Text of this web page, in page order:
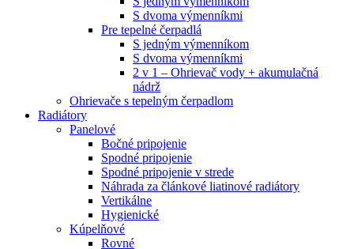
S dvoma výmenníkmi
Pre tepelné čerpadlá
S jedným výmenníkom
S dvoma výmenníkmi
2 v 1 – Ohrievač vody + akumulačná
nádrž
Ohrievače s tepelným čerpadlom
Radiátory
Panelové
Bočné pripojenie
Spodné pripojenie
Spodné pripojenie v strede
Náhrada za článkové liatinové radiátory
Vertikálne
Hygienické
Kúpelňové
Rovné